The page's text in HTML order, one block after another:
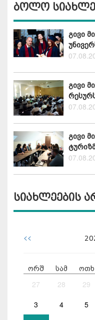
ბოლო
გივი
გივი
გივი
სიახლეების
<<
ორშ სამ ოთხ
27 28 29
3 4 5